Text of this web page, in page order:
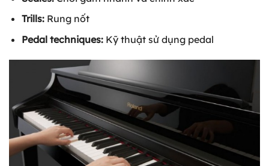
Trills: Rung nốt
Pedal techniques:Kỹ thuật sử dụng pedal